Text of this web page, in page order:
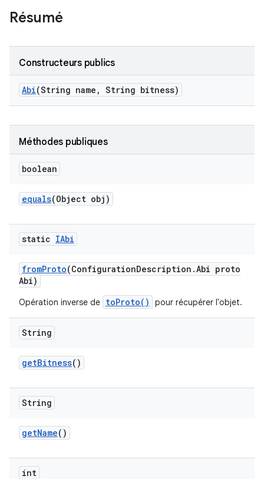
Résumé
Constructeurs publics
Abi(String name , String bitness)
Méthodes publiques
boolean
equals(Object obj)
static IAbi
fromProto(ConfigurationDescription .Abi proto
Abi)
Opération inverse de toProto() pour récupérer l'objet.
String
getBitness()
String
getName()
int